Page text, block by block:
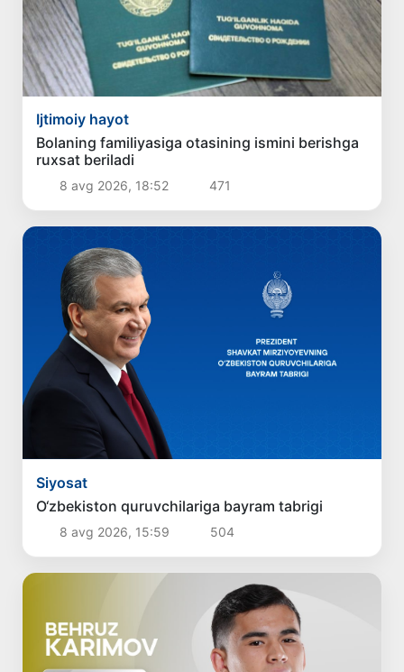
Ijtimoiy hayot
Bolaning familiyasiga otasining ismini berishga
ruxsat beriladi
8 avg 2026, 18:52 471
Siyosat
O‘zbekiston quruvchilariga bayram tabrigi
8 avg 2026, 15:59 504